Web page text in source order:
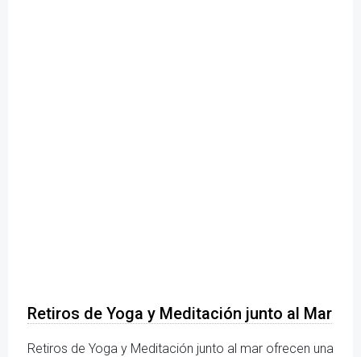
Retiros de Yoga y Meditación junto al Mar
Retiros de Yoga y Meditación junto al mar ofrecen una